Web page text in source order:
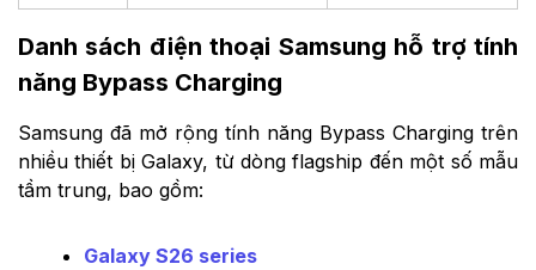
Danh sách điện thoại Samsung hỗ trợ tính
năng Bypass Charging
Samsung đã mở rộng tính năng Bypass Charging trên
nhiều thiết bị Galaxy, từ dòng flagship đến một số mẫu
tầm trung, bao gồm:
Galaxy S26 series